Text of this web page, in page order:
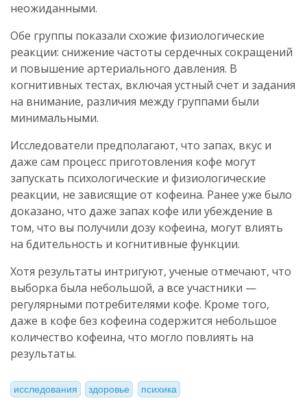
неожиданными.
Обе группы показали схожие физиологические
реакции: снижение частоты сердечных сокращений
и повышение артериального давления. В
когнитивных тестах, включая устный счет и задания
на внимание, различия между группами были
минимальными.
Исследователи предполагают, что запах, вкус и
даже сам процесс приготовления кофе могут
запускать психологические и физиологические
реакции, не зависящие от кофеина. Ранее уже было
доказано, что даже запах кофе или убеждение в
том, что вы получили дозу кофеина, могут влиять
на бдительность и когнитивные функции.
Хотя результаты интригуют, ученые отмечают, что
выборка была небольшой, а все участники —
регулярными потребителями кофе. Кроме того,
даже в кофе без кофеина содержится небольшое
количество кофеина, что могло повлиять на
результаты.
исследования здоровье психика